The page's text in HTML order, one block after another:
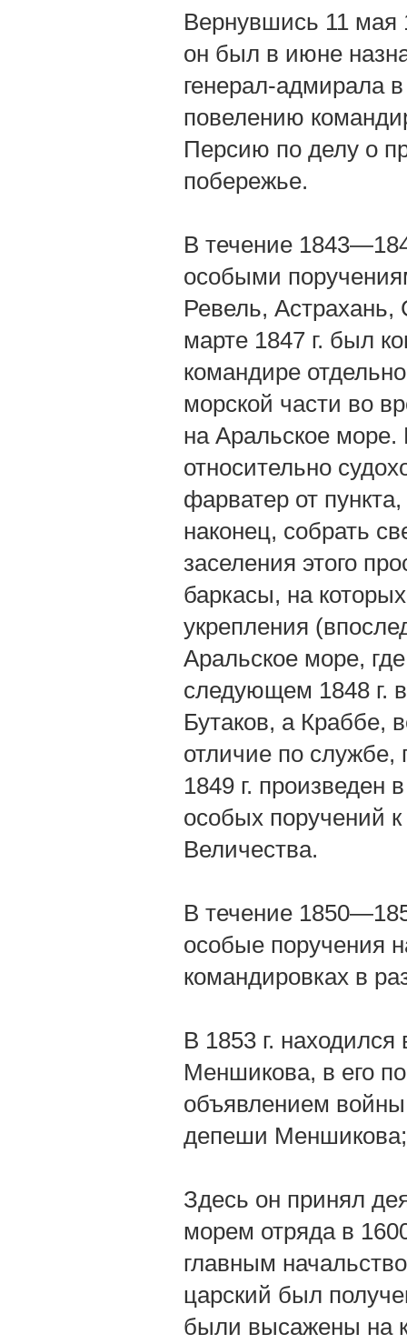
Вернувшись 11 мая
он был в июне
генерал-адмирала
повелению
Персию по делу о
побережье.
В течение
особыми
Ревель, Астрахань,
марте 1847 г. был
командире
морской части во
на Аральское море.
относительно
фарватер от
наконец, собрать
заселения этого
баркасы, на
укрепления
Аральское море,
следующем 1848 г.
Бутаков, а Краббе,
отличие по службе,
1849 г. произведен
особых поручений к
Величества.
В течение
особые поручения
командировках в
В 1853 г. находился
Меншикова, в его
объявлением
депеши Меншикова;
Здесь он принял
морем отряда в
главным
царский был
были высажены на